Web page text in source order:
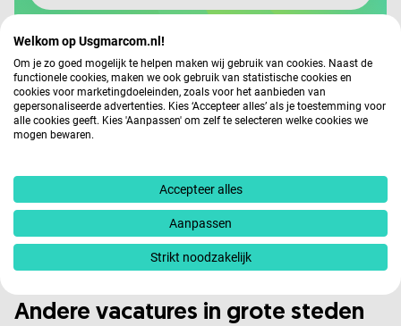
Ontvang altijd de laatste vacatures
Ontvang zo vaak als jij wil vacatures in je mail.
Maak een job-alert aan
Andere vacatures in grote steden
Welkom op Usgmarcom.nl!
Om je zo goed mogelijk te helpen maken wij gebruik van cookies. Naast de
functionele cookies, maken we ook gebruik van statistische cookies en
cookies voor marketingdoeleinden, zoals voor het aanbieden van
gepersonaliseerde advertenties. Kies ‘Accepteer alles’ als je toestemming voor
alle cookies geeft. Kies 'Aanpassen' om zelf te selecteren welke cookies we
mogen bewaren.
Accepteer alles
Aanpassen
Strikt noodzakelijk